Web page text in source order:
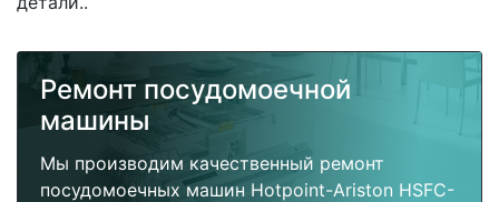
Ремонт посудомоечной
машины
Мы производим качественный ремонт
посудомоечных машин Hotpoint-Ariston HSFC-